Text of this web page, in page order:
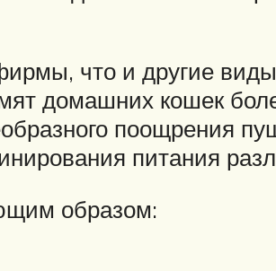
что и другие
домашних кошек
поощрения
питания
образом: